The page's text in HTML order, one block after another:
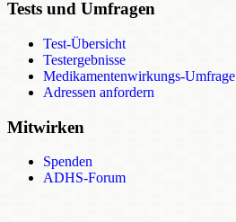
Tests und Umfragen
Test-Übersicht
Testergebnisse
Medikamentenwirkungs-Umfrage
Adressen anfordern
Mitwirken
Spenden
ADHS-Forum